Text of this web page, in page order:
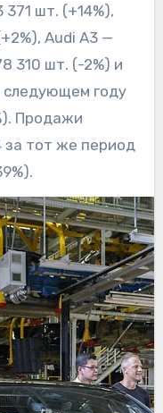
шт. (+14%),
Audi A3 —
310 шт. (-2%) и
следующем году
Продажи
за тот же период